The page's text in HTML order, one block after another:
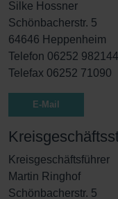
Silke Hossner
Schönbacherstr. 5
64646 Heppenheim
Telefon 06252 982144
Telefax 06252 71090
E-Mail
Kreisgeschäftsführer
Martin Ringhof
Schönbacherstr. 5